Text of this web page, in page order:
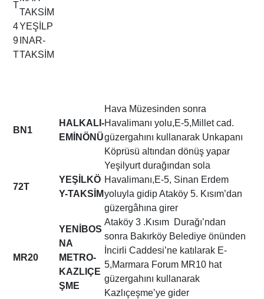
T
TAKSİM
4
9
T
YEŞİLP
INAR-
TAKSİM
BN1
HALKALI-
EMİNÖNÜ
Hava Müzesinden sonra
Havalimanı yolu,E-5,Millet cad.
güzergahını kullanarak Unkapanı
Köprüsü altından dönüş yapar
72T
YEŞİLKÖ
Y-TAKSİM
Yeşilyurt durağından sola
Havalimanı,E-5, Sinan Erdem
yoluyla gidip Ataköy 5. Kısım’dan
güzergâhına girer
MR20
YENİBOS
NA
METRO-
KAZLIÇE
ŞME
Ataköy 3 .Kısım Durağı’ndan
sonra Bakırköy Belediye önünden
İncirli Caddesi’ne katılarak E-
5,Marmara Forum MR10 hat
güzergahını kullanarak
Kazlıçeşme’ye gider